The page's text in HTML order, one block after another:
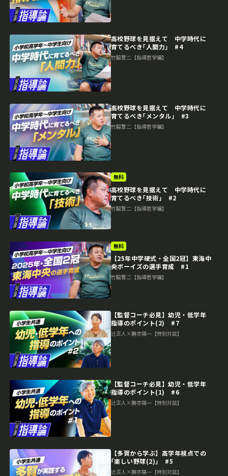
高校野球を見据えて 中学時代に
育てるべき｢人間力｣ #4
竹脇賢二【指導哲学編】
高校野球を見据えて 中学時代に
育てるべき｢メンタル｣ #3
竹脇賢二【指導哲学編】
無料
高校野球を見据えて 中学時代に
育てるべき｢技術｣ #2
竹脇賢二【指導哲学編】
無料
【25年中学硬式・全国2冠】東海中
央ボーイズの選手育成 #1
竹脇賢二【指導哲学編】
【監督コーチ必見】幼児・低学年
指導のポイント(2) #7
辻正人×勝亦陽一【特別対談】
【監督コーチ必見】幼児・低学年
指導のポイント(1) #6
辻正人×勝亦陽一【特別対談】
【多賀から学ぶ】高学年視点での
｢楽しい野球(2)｣ #5
辻正人×勝亦陽一【特別対談】